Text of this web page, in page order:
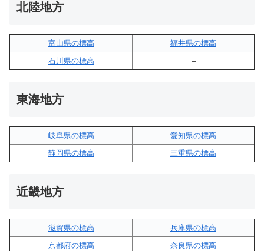
北陸地方
富山県の標高
福井県の標高
石川県の標高
–
東海地方
岐阜県の標高
愛知県の標高
静岡県の標高
三重県の標高
近畿地方
滋賀県の標高
兵庫県の標高
京都府の標高
奈良県の標高